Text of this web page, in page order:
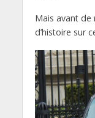
Mais avant de
d’histoire sur